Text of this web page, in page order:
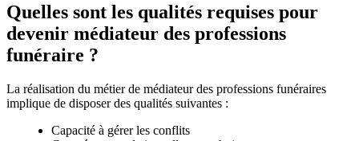
Quelles sont les qualités requises pour
devenir médiateur des professions
funéraire ?
La réalisation du métier de médiateur des professions funéraires
implique de disposer des qualités suivantes :
Capacité à gérer les conflits